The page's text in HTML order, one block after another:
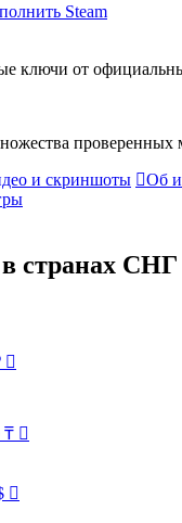
Steam
ключи от
проверенных
и скриншоты Об
странах СНГ
₸